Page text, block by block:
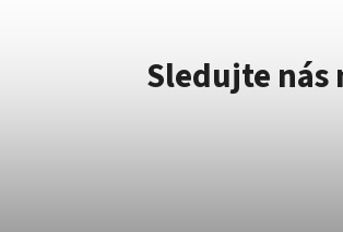
Sledujte nás